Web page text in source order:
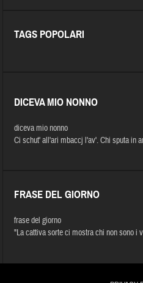
TAGS POPOLARI
DICEVA MIO NONNO
diceva mio nonno
Ci schut' all'ari mbaccj l'av'. Chi sputa in
FRASE DEL GIORNO
frase del giorno
"La cattiva sorte ci mostra chi non sono i